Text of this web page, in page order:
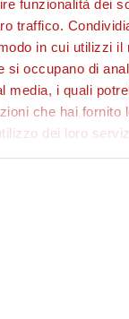
funzionalità dei
traffico.
in cui utilizzi il
si occupano di
media, i quali
che hai fornito
dei loro